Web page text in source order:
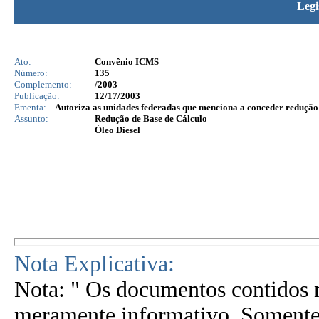
Ato:
Convênio ICMS
Número:
135
Complemento:
/2003
Publicação:
12/17/2003
Ementa:
Autoriza as unidades federadas que menciona a conceder
Assunto:
Redução de Base de Cálculo
Óleo Diesel
Nota Explicativa:
Nota: " Os documentos contidos